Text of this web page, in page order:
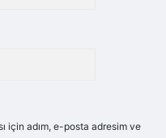
için adım, e-posta adresim ve